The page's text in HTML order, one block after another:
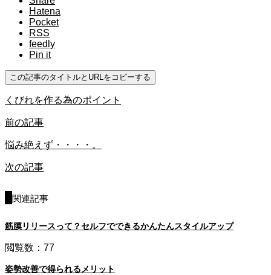
Hatena
Pocket
RSS
feedly
Pin it
この記事のタイトルとURLをコピーする
くびれを作る為のポイント
前の記事
悩み絶えず・・・・。
次の記事
関連記事
筋膜リリースって？セルフでできるかんたんスタイルアップ
閲覧数：77
姿勢改善で得られるメリット